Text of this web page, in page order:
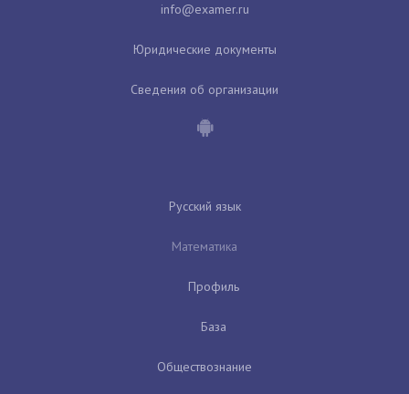
Юридические документы
Сведения об организации
Русский язык
Математика
Профиль
База
Обществознание